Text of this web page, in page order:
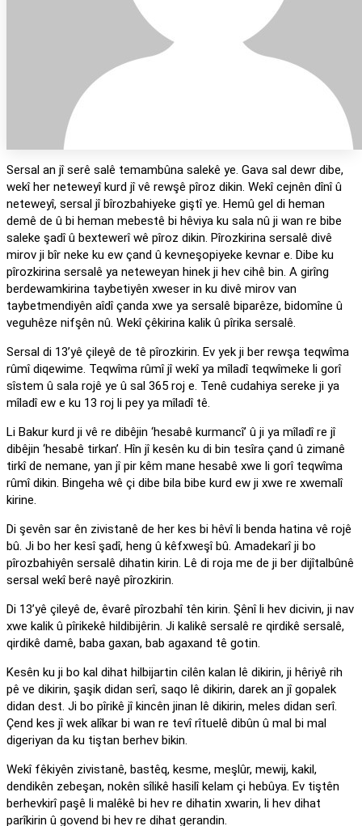
Sersal an jî serê salê temambûna salekê ye. Gava sal dewr dibe,
wekî her neteweyî kurd jî vê rewşê pîroz dikin. Wekî cejnên dînî û
neteweyî, sersal jî bîrozbahiyeke giştî ye. Hemû gel di heman
demê de û bi heman mebestê bi hêviya ku sala nû ji wan re bibe
saleke şadî û bextewerî wê pîroz dikin. Pîrozkirina sersalê divê
mirov ji bîr neke ku ew çand û kevneşopiyeke kevnar e. Dibe ku
pîrozkirina sersalê ya neteweyan hinek ji hev cihê bin. A girîng
berdewamkirina taybetiyên xweser in ku divê mirov van
taybetmendiyên aîdî çanda xwe ya sersalê biparêze, bidomîne û
veguhêze nifşên nû. Wekî çêkirina kalik û pîrika sersalê.
Sersal di 13’yê çileyê de tê pîrozkirin. Ev yek ji ber rewşa teqwîma
rûmî diqewime. Teqwîma rûmî jî wekî ya mîladî teqwîmeke li gorî
sîstem û sala rojê ye û sal 365 roj e. Tenê cudahiya sereke ji ya
mîladî ew e ku 13 roj li pey ya mîladî tê.
Li Bakur kurd ji vê re dibêjin ‘hesabê kurmancî’ û ji ya mîladî re jî
dibêjin ‘hesabê tirkan’. Hîn jî kesên ku di bin tesîra çand û zimanê
tirkî de nemane, yan jî pir kêm mane hesabê xwe li gorî teqwîma
rûmî dikin. Bingeha wê çi dibe bila bibe kurd ew ji xwe re xwemalî
kirine.
Di şevên sar ên zivistanê de her kes bi hêvî li benda hatina vê rojê
bû. Ji bo her kesî şadî, heng û kêfxweşî bû. Amadekarî ji bo
pîrozbahiyên sersalê dihatin kirin. Lê di roja me de ji ber dijîtalbûnê
sersal wekî berê nayê pîrozkirin.
Di 13’yê çileyê de, êvarê pîrozbahî tên kirin. Şênî li hev dicivin, ji nav
xwe kalik û pîrikekê hildibijêrin. Ji kalikê sersalê re qirdikê sersalê,
qirdikê damê, baba gaxan, bab agaxand tê gotin.
Kesên ku ji bo kal dihat hilbijartin cilên kalan lê dikirin, ji hêriyê rih
pê ve dikirin, şaşik didan serî, saqo lê dikirin, darek an jî gopalek
didan dest. Ji bo pîrikê jî kincên jinan lê dikirin, meles didan serî.
Çend kes jî wek alîkar bi wan re tevî rîtuelê dibûn û mal bi mal
digeriyan da ku tiştan berhev bikin.
Wekî fêkiyên zivistanê, bastêq, kesme, meşlûr, mewij, kakil,
dendikên zebeşan, nokên sîlikê hasilî kelam çi hebûya. Ev tiştên
berhevkirî paşê li malêkê bi hev re dihatin xwarin, li hev dihat
parîkirin û govend bi hev re dihat gerandin.